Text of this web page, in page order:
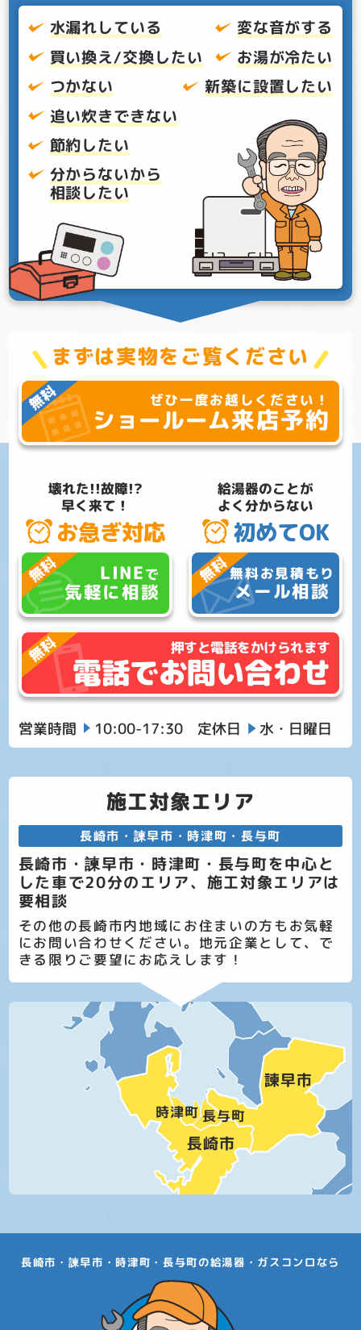
水漏れしている
変な音がする
買い換え/交換したい
お湯が冷たい
つかない
新築に設置したい
追い炊きできない
節約したい
分からないから
相談したい
まずは実物をご覧ください
壊れた!!故障!?
早く来て！
お急ぎ対応
LINEで
気軽に相談
給湯器のことが
よく分からない
初めてOK
無料お見積もり
メール相談
ぜひ一度お越しください！
ショールーム来店予約
押すと電話をかけられます
電話でお問い合わせ
営業時間 10:00-17:30 定休日 水・日曜日
施工対象エリア
長崎市・諫早市・時津町・長与町
長崎市・諫早市・時津町・長与町を中心と
した車で20分のエリア、施工対象エリアは
要相談
その他の長崎市内地域にお住まいの方もお気軽
にお問い合わせください。地元企業として、で
きる限りご要望にお応えします！
長崎市・諫早市・時津町・長与町の給湯器・ガスコンロなら